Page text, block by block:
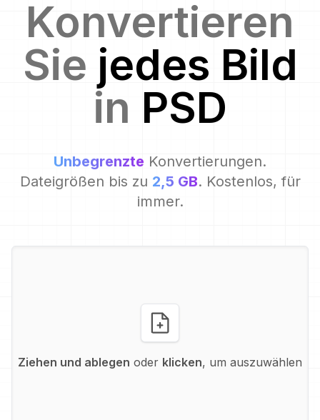
Konvertieren
Sie jedes Bild
in PSD
Unbegrenzte Konvertierungen.
Dateigrößen bis zu 2,5 GB. Kostenlos, für
immer.
Ziehen und ablegen oder klicken, um auszuwählen